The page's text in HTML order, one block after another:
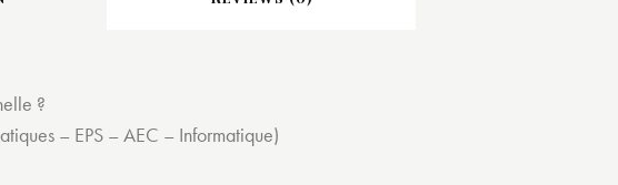
?
– EPS – AEC – Informatique)